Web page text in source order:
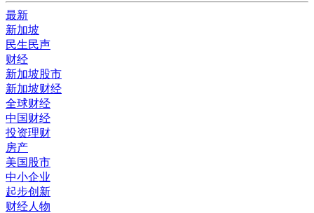
最新
新加坡
民生民声
财经
新加坡股市
新加坡财经
全球财经
中国财经
投资理财
房产
美国股市
中小企业
起步创新
财经人物